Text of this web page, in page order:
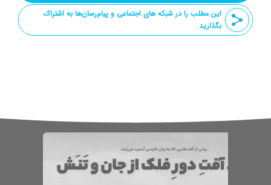
این مطلب را در شبکه های اجتماعی و پیام‌رسان‌ها به اشتراک
بگذارید